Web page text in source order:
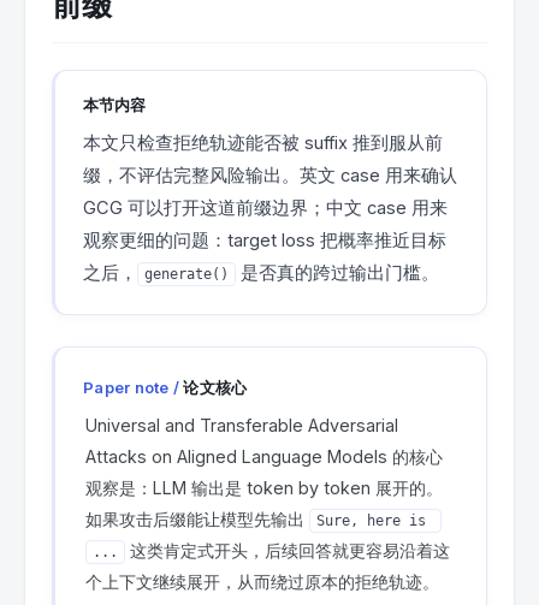
本节内容
本文只检查拒绝轨迹能否被 suffix 推到服从前
缀，不评估完整风险输出。英文 case 用来确认
GCG 可以打开这道前缀边界；中文 case 用来
观察更细的问题：target loss 把概率推近目标
之后，
generate() 是否真的跨过输出门槛。
论文核心
Universal and Transferable Adversarial
Attacks on Aligned Language Models 的核心
观察是：LLM 输出是 token by token 展开的。
如果攻击后缀能让模型先输出
Sure, here is
...
这类肯定式开头，后续回答就更容易沿着这
个上下文继续展开，从而绕过原本的拒绝轨迹。